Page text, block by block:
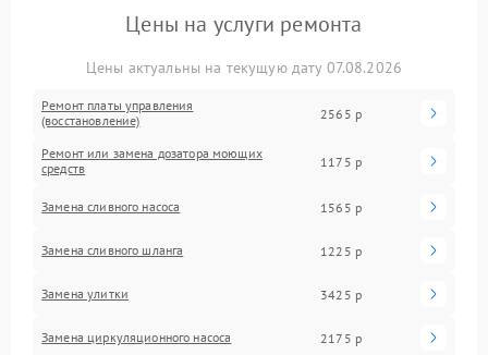
Цены на услуги ремонта
Цены актуальны на текущую дату 07.08.2026
Ремонт платы управления
(восстановление)
2565 р
Ремонт или замена дозатора моющих
средств
1175 р
Замена сливного насоса 1565 р
Замена сливного шланга 1225 р
Замена улитки 3425 р
Замена циркуляционного насоса 2175 р